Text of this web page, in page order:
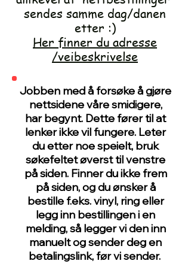
sendes samme dag/danen
etter :)
Her finner du adresse
/veibeskrivelse
Jobben med å forsøke å gjøre
nettsidene våre smidigere,
har begynt. Dette fører til at
lenker ikke vil fungere. Leter
du etter noe speielt, bruk
søkefeltet øverst til venstre
på siden. Finner du ikke frem
på siden, og du ønsker å
bestille f.eks. vinyl, ring eller
legg inn bestillingen i en
melding, så legger vi den inn
manuelt og sender deg en
betalingslink, før vi sender.